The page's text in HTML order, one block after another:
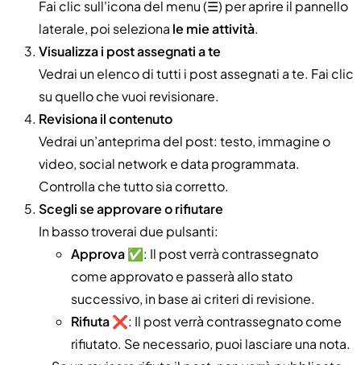
Fai clic sull'icona del menu (☰) per aprire il pannello
laterale, poi seleziona le mie attività.
Visualizza i post assegnati a te
Vedrai un elenco di tutti i post assegnati a te. Fai clic
su quello che vuoi revisionare.
Revisiona il contenuto
Vedrai un’anteprima del post: testo, immagine o
video, social network e data programmata.
Controlla che tutto sia corretto.
Scegli se approvare o rifiutare
In basso troverai due pulsanti:
Approva✅: Il post verrà contrassegnato
come approvato e passerà allo stato
successivo, in base ai criteri di revisione.
Rifiuta❌: Il post verrà contrassegnato come
rifiutato. Se necessario, puoi lasciare una nota.